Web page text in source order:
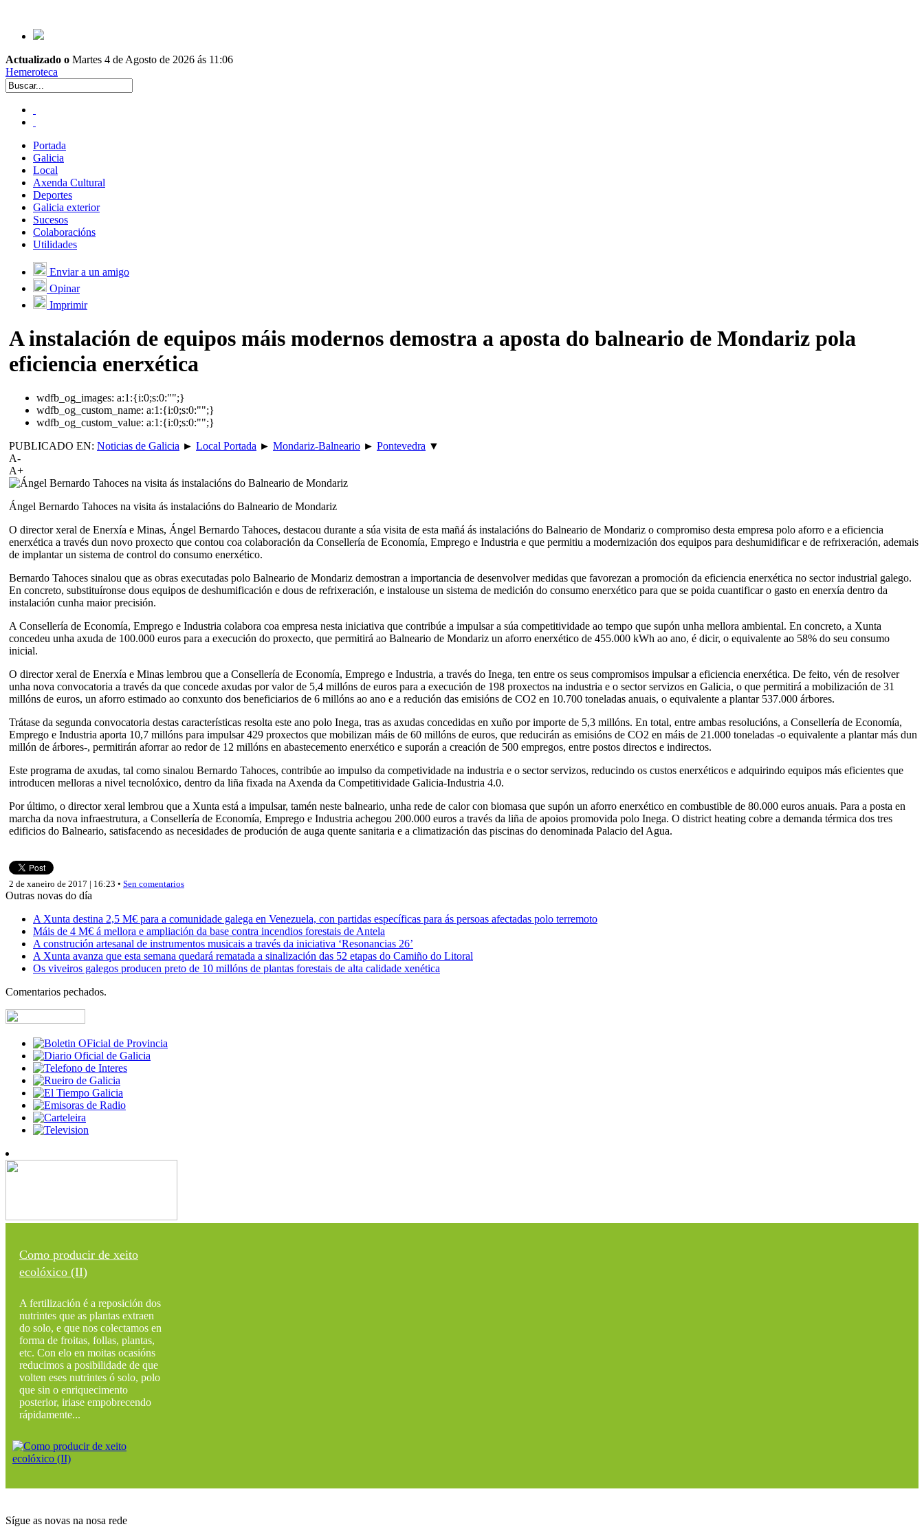
Actualizado o Martes 4 de Agosto de 2026 ás 11:06
Hemeroteca
Portada
Galicia
Local
Axenda Cultural
Deportes
Galicia exterior
Sucesos
Colaboracións
Utilidades
Enviar a un amigo
Opinar
Imprimir
A instalación de equipos máis modernos demostra a aposta do balneario de Mondariz pola
eficiencia enerxética
wdfb_og_images: a:1:{i:0;s:0:"";}
wdfb_og_custom_name: a:1:{i:0;s:0:"";}
wdfb_og_custom_value: a:1:{i:0;s:0:"";}
PUBLICADO EN: Noticias de Galicia ► Local Portada ► Mondariz-Balneario ► Pontevedra ▼
A-
A+
Ángel Bernardo Tahoces na visita ás instalacións do Balneario de Mondariz
O director xeral de Enerxía e Minas, Ángel Bernardo Tahoces, destacou durante a súa visita de esta mañá ás instalacións do Balneario de Mondariz o compromiso desta empresa polo aforro e a eficiencia
enerxética a través dun novo proxecto que contou coa colaboración da Consellería de Economía, Emprego e Industria e que permitiu a modernización dos equipos para deshumidificar e de refrixeración, ademais
de implantar un sistema de control do consumo enerxético.
Bernardo Tahoces sinalou que as obras executadas polo Balneario de Mondariz demostran a importancia de desenvolver medidas que favorezan a promoción da eficiencia enerxética no sector industrial galego.
En concreto, substituíronse dous equipos de deshumificación e dous de refrixeración, e instalouse un sistema de medición do consumo enerxético para que se poida cuantificar o gasto en enerxía dentro da
instalación cunha maior precisión.
A Consellería de Economía, Emprego e Industria colabora coa empresa nesta iniciativa que contribúe a impulsar a súa competitividade ao tempo que supón unha mellora ambiental. En concreto, a Xunta
concedeu unha axuda de 100.000 euros para a execución do proxecto, que permitirá ao Balneario de Mondariz un aforro enerxético de 455.000 kWh ao ano, é dicir, o equivalente ao 58% do seu consumo
inicial.
O director xeral de Enerxía e Minas lembrou que a Consellería de Economía, Emprego e Industria, a través do Inega, ten entre os seus compromisos impulsar a eficiencia enerxética. De feito, vén de resolver
unha nova convocatoria a través da que concede axudas por valor de 5,4 millóns de euros para a execución de 198 proxectos na industria e o sector servizos en Galicia, o que permitirá a mobilización de 31
millóns de euros, un aforro estimado ao conxunto dos beneficiarios de 6 millóns ao ano e a redución das emisións de CO2 en 10.700 toneladas anuais, o equivalente a plantar 537.000 árbores.
Trátase da segunda convocatoria destas características resolta este ano polo Inega, tras as axudas concedidas en xuño por importe de 5,3 millóns. En total, entre ambas resolucións, a Consellería de Economía,
Emprego e Industria aporta 10,7 millóns para impulsar 429 proxectos que mobilizan máis de 60 millóns de euros, que reducirán as emisións de CO2 en máis de 21.000 toneladas -o equivalente a plantar más dun
millón de árbores-, permitirán aforrar ao redor de 12 millóns en abastecemento enerxético e suporán a creación de 500 empregos, entre postos directos e indirectos.
Este programa de axudas, tal como sinalou Bernardo Tahoces, contribúe ao impulso da competividade na industria e o sector servizos, reducindo os custos enerxéticos e adquirindo equipos más eficientes que
introducen melloras a nivel tecnolóxico, dentro da liña fixada na Axenda da Competitividade Galicia-Industria 4.0.
Por último, o director xeral lembrou que a Xunta está a impulsar, tamén neste balneario, unha rede de calor con biomasa que supón un aforro enerxético en combustible de 80.000 euros anuais. Para a posta en
marcha da nova infraestrutura, a Consellería de Economía, Emprego e Industria achegou 200.000 euros a través da liña de apoios promovida polo Inega. O district heating cobre a demanda térmica dos tres
edificios do Balneario, satisfacendo as necesidades de produción de auga quente sanitaria e a climatización das piscinas do denominada Palacio del Agua.
2 de xaneiro de 2017 | 16:23 • Sen comentarios
Outras novas do día
A Xunta destina 2,5 M€ para a comunidade galega en Venezuela, con partidas específicas para ás persoas afectadas polo terremoto
Máis de 4 M€ á mellora e ampliación da base contra incendios forestais de Antela
A construción artesanal de instrumentos musicais a través da iniciativa ‘Resonancias 26’
A Xunta avanza que esta semana quedará rematada a sinalización das 52 etapas do Camiño do Litoral
Os viveiros galegos producen preto de 10 millóns de plantas forestais de alta calidade xenética
Comentarios pechados.
Como producir de xeito
ecolóxico (II)
A fertilización é a reposición dos
nutrintes que as plantas extraen
do solo, e que nos colectamos en
forma de froitas, follas, plantas,
etc. Con elo en moitas ocasións
reducimos a posibilidade de que
volten eses nutrintes ó solo, polo
que sin o enriquecimento
posterior, iriase empobrecendo
rápidamente...
Sígue as novas na nosa rede